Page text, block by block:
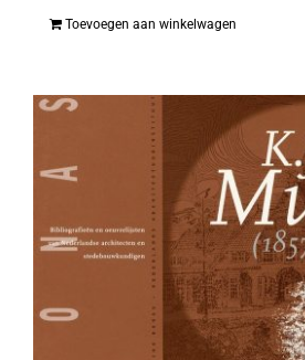
Toevoegen aan winkelwagen